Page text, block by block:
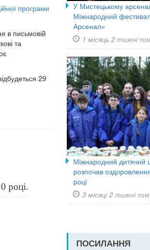
програми
в письмовій
та
29
році.
У Мистецькому
Міжнародний
Арсенал»
1 місяць 2 тижні
Міжнародний дитячий
розпочав
році
3 місяці 2 тижні
ПОСИЛАННЯ